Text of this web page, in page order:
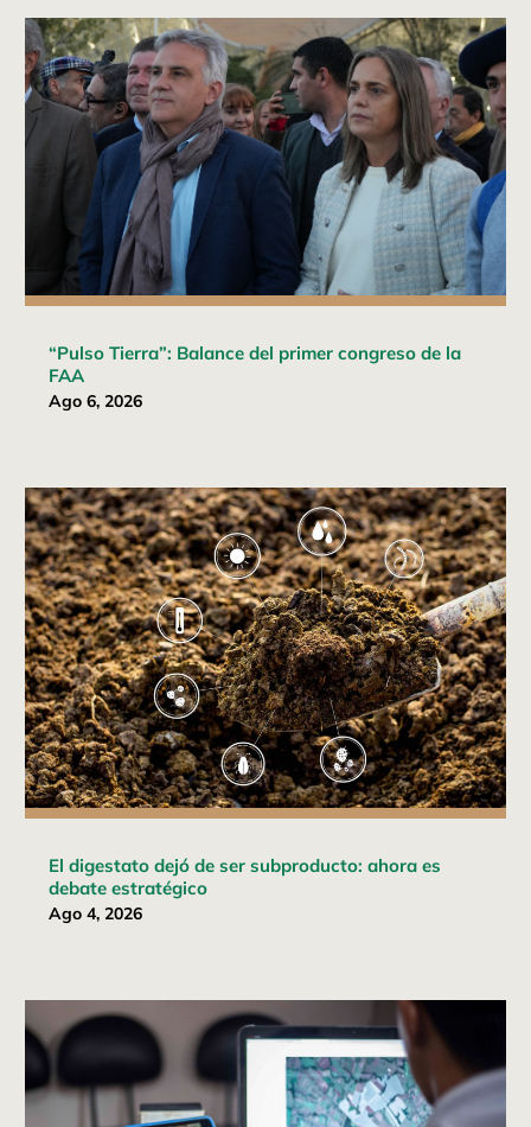
“Pulso Tierra”: Balance del primer congreso de la
FAA
Ago 6, 2026
El digestato dejó de ser subproducto: ahora es
debate estratégico
Ago 4, 2026